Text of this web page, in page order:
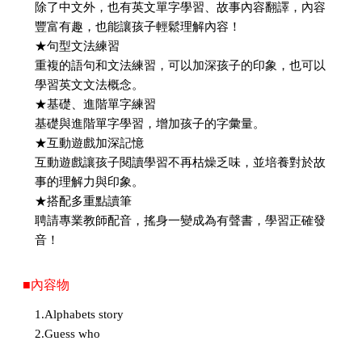
除了中文外，也有英文單字學習、故事內容翻譯，內容
豐富有趣，也能讓孩子輕鬆理解內容！
★句型文法練習
重複的語句和文法練習，可以加深孩子的印象，也可以
學習英文文法概念。
★基礎、進階單字練習
基礎與進階單字學習，增加孩子的字彙量。
★互動遊戲加深記憶
互動遊戲讓孩子閱讀學習不再枯燥乏味，並培養對於故
事的理解力與印象。
★搭配多重點讀筆
聘請專業教師配音，搖身一變成為有聲書，學習正確發
音！
■內容物
1.Alphabets story
2.Guess who